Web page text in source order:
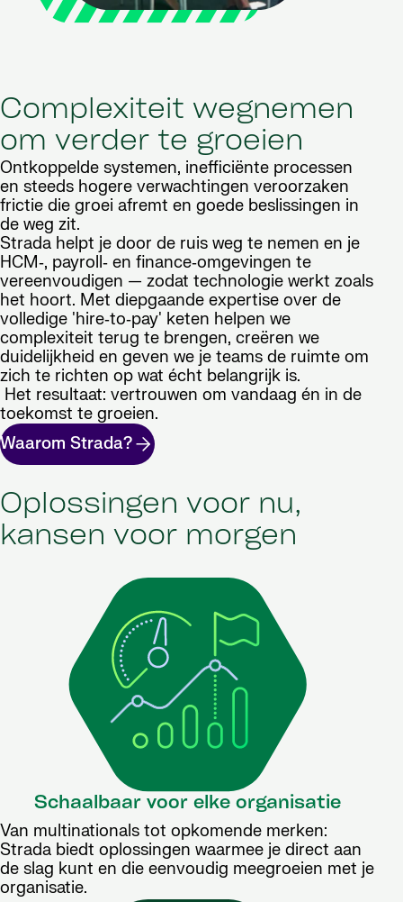
Complexiteit wegnemen
om verder te groeien
Ontkoppelde systemen, inefficiënte processen
en steeds hogere verwachtingen veroorzaken
frictie die groei afremt en goede beslissingen in
de weg zit.
Strada helpt je door de ruis weg te nemen en je
HCM‑, payroll‑ en finance‑omgevingen te
vereenvoudigen — zodat technologie werkt zoals
het hoort. Met diepgaande expertise over de
volledige 'hire‑to‑pay' keten helpen we
complexiteit terug te brengen, creëren we
duidelijkheid en geven we je teams de ruimte om
zich te richten op wat écht belangrijk is.
Het resultaat: vertrouwen om vandaag én in de
toekomst te groeien.
Waarom Strada?
Oplossingen voor nu,
kansen voor morgen
Schaalbaar voor elke organisatie
Van multinationals tot opkomende merken:
Strada biedt oplossingen waarmee je direct aan
de slag kunt en die eenvoudig meegroeien met je
organisatie.